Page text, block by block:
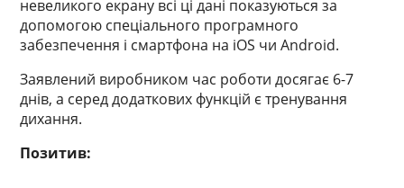
невеликого екрану всі ці дані показуються за
допомогою спеціального програмного
забезпечення і смартфона на iOS чи Android.
Заявлений виробником час роботи досягає 6-7
днів, а серед додаткових функцій є тренування
дихання.
Позитив: